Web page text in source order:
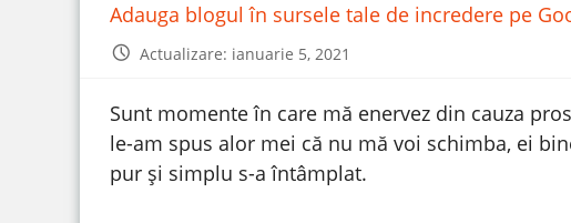
Adauga blogul în sursele tale de incredere pe
Actualizare: ianuarie 5, 2021
Sunt momente în care mă enervez din cauza
le-am spus alor mei că nu mă voi schimba, ei
pur și simplu s-a întâmplat.